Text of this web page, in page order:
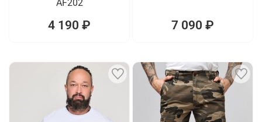
AF202
4 190 ₽ 7 090 ₽